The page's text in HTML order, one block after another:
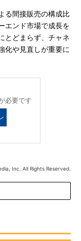
る間接販売の構成比
エンド市場で成長を
とどまらず、チャネ
化や見直しが重要に
必要です
Inc. All Rights Reserved.